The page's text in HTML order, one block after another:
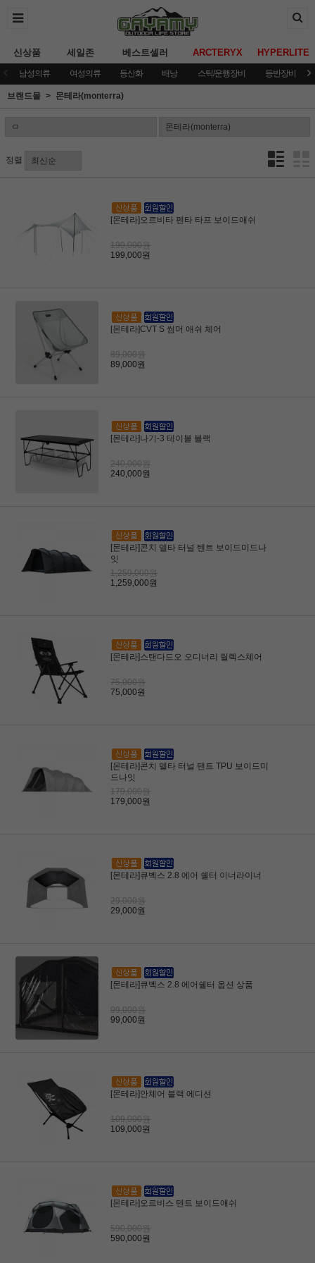
신상품 세일존 베스트셀러 ARCTERYX HYPERLITE
남성의류 여성의류 등산화 배낭 스틱/운행장비 등반장비
브랜드몰 몬테라(monterra)
정렬
[몬테라]오르비타 펜타 타프 보이드애쉬
199,000원
199,000원
[몬테라]CVT S 썸머 애쉬 체어
89,000원
89,000원
[몬테라]나기-3 테이블 블랙
240,000원
240,000원
[몬테라]콘치 델타 터널 텐트 보이드미드나
잇
1,259,000원
1,259,000원
[몬테라]스탠다드오 오디너리 릴렉스체어
75,000원
75,000원
[몬테라]콘치 델타 터널 텐트 TPU 보이드미
드나잇
179,000원
179,000원
[몬테라]큐벡스 2.8 에어 쉘터 이너라이너
29,000원
29,000원
[몬테라]큐벡스 2.8 에어쉘터 옵션 상품
99,000원
99,000원
[몬테라]안체어 블랙 에디션
109,000원
109,000원
[몬테라]오르비스 텐트 보이드애쉬
590,000원
590,000원